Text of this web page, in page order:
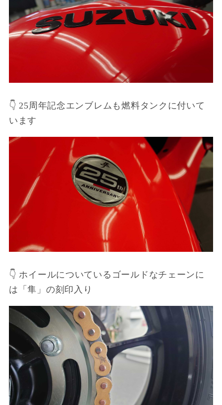
👇 25周年記念エンブレムも燃料タンクに付いて
います
👇 ホイールについているゴールドなチェーンに
は「隼」の刻印入り